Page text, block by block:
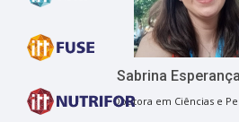
Sabrina
Doutora em Ciências e